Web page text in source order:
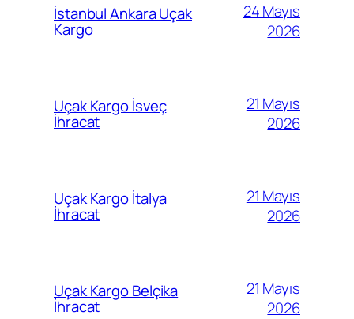
İstanbul Ankara Uçak
Kargo
24 Mayıs
2026
Uçak Kargo İsveç
İhracat
21 Mayıs
2026
Uçak Kargo İtalya
İhracat
21 Mayıs
2026
Uçak Kargo Belçika
İhracat
21 Mayıs
2026